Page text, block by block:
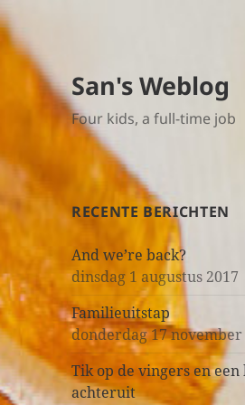
San's Weblog
Four kids, a full-time job
RECENTE BERICHTEN
And we’re back?
dinsdag 1 augustus 2017
Familieuitstap
donderdag 17 november
Tik op de vingers en een
achteruit